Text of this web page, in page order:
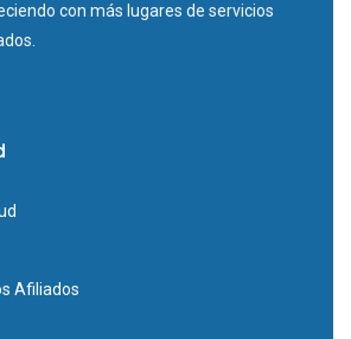
con más lugares de servicios
Afiliados